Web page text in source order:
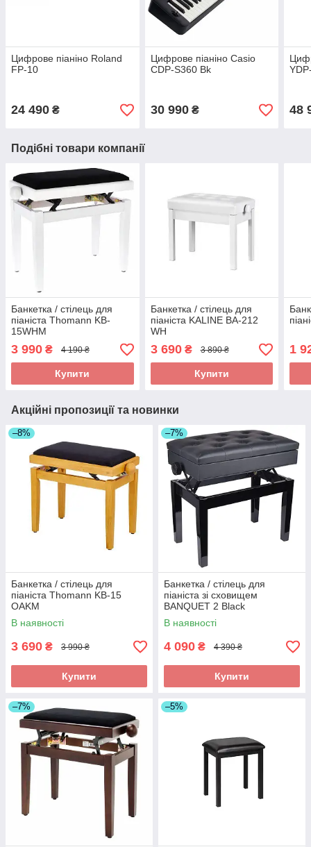
Цифрове піаніно Roland
FP-10
24 490 ₴
Цифрове піаніно Casio
CDP-S360 Bk
30 990₴ 48
Подібні товари компанії
Банкетка / стілець для
піаніста Thomann KB-
15WHM
3 990 ₴ 4 190 ₴
Купити
Банкетка / стілець для
піаніста KALINE BA-212
WH
3 690₴ 3 890 ₴
Купити
1
Акційні пропозиції та новинки
–8%
Банкетка / стілець для
піаніста Thomann KB-15
OAKM
В наявності
3 690 ₴ 3 990 ₴
Купити
–7%
Банкетка / стілець для
піаніста зі сховищем
BANQUET 2 Black
В наявності
4 090 ₴ 4 390 ₴
Купити
–7% –5%